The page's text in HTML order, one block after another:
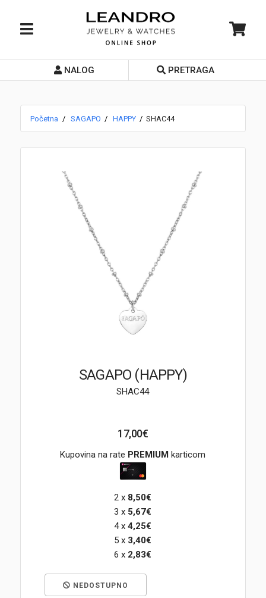
Početna
Prodavnice
POKLON VAUČER
NALOG PRETRAGA
Početna SAGAPO HAPPY SHAC44
SAGAPO (HAPPY)
SHAC44
17,00€
Kupovina na rate PREMIUM karticom
2 x 8,50€
3 x 5,67€
4 x4,25€
5 x 3,40€
6 x 2,83€
NEDOSTUPNO